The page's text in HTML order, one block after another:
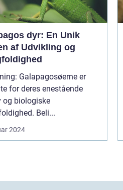
dyr: En Unik
af Udvikling og
Galapagosøerne er
for deres enestående
og biologiske
Beli...
2024